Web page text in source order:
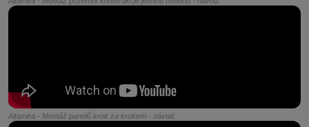
Altamira - Montáž panelů krok za krokem - návod.